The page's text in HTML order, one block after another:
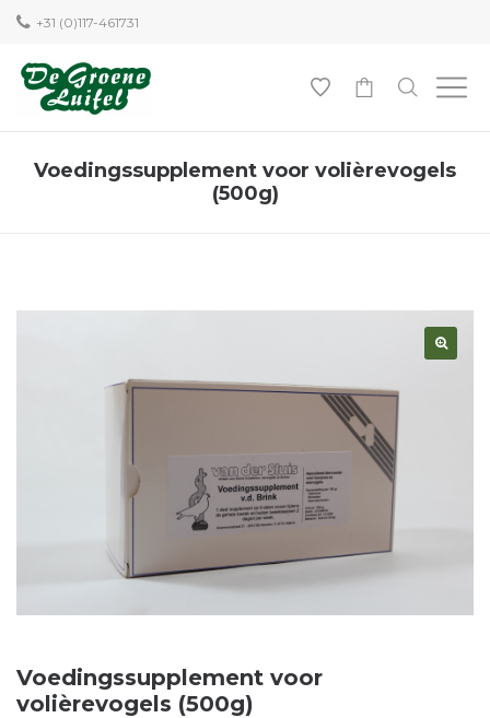
+31 (0)117-461731
Voedingssupplement voor volièrevogels
(500g)
Voedingssupplement voor
volièrevogels (500g)